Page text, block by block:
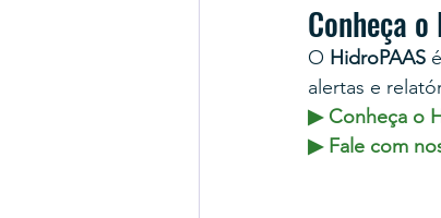
Conheça
O HidroPAAS
alertas e
▶ Conheça o
▶ Fale com